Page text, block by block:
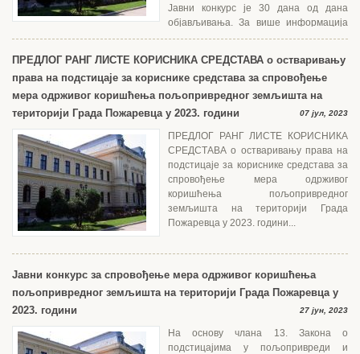
Јавни конкурс је 30 дана од дана
објављивања. За више информација
можете се информисати...
ПРЕДЛОГ РАНГ ЛИСТЕ КОРИСНИКА СРЕДСТАВА о остваривању
права на подстицаје за кориснике средстава за спровођење
мера одрживог коришћења пољопривредног земљишта на
територији Града Пожаревца у 2023. години
07 јул, 2023
ПРЕДЛОГ РАНГ ЛИСТЕ КОРИСНИКА
СРЕДСТАВА о остваривању права на
подстицаје за кориснике средстава за
спровођење мера одрживог
коришћења пољопривредног
земљишта на територији Града
Пожаревца у 2023. години...
Јавни конкурс за спровођење мера одрживог коришћења
пољопривредног земљишта на територији Града Пожаревца у
2023. години
27 јун, 2023
На основу члана 13. Закона о
подстицајима у пољопривреди и